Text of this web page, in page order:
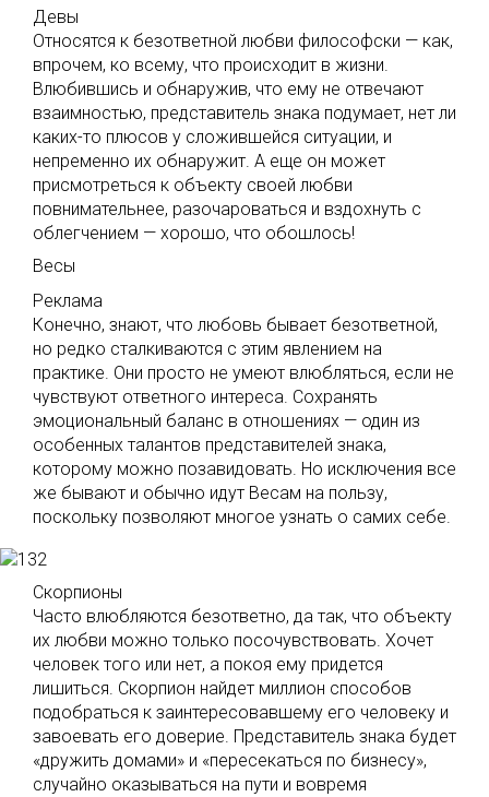
Девы
Относятся к безответной любви философски — как,
впрочем, ко всему, что происходит в жизни.
Влюбившись и обнаружив, что ему не отвечают
взаимностью, представитель знака подумает, нет ли
каких-то плюсов у сложившейся ситуации, и
непременно их обнаружит. А еще он может
присмотреться к объекту своей любви
повнимательнее, разочароваться и вздохнуть с
облегчением — хорошо, что обошлось!
Весы
Реклама
Конечно, знают, что любовь бывает безответной,
но редко сталкиваются с этим явлением на
практике. Они просто не умеют влюбляться, если не
чувствуют ответного интереса. Сохранять
эмоциональный баланс в отношениях — один из
особенных талантов представителей знака,
которому можно позавидовать. Но исключения все
же бывают и обычно идут Весам на пользу,
поскольку позволяют многое узнать о самих себе.
Скорпионы
Часто влюбляются безответно, да так, что объекту
их любви можно только посочувствовать. Хочет
человек того или нет, а покоя ему придется
лишиться. Скорпион найдет миллион способов
подобраться к заинтересовавшему его человеку и
завоевать его доверие. Представитель знака будет
«дружить домами» и «пересекаться по бизнесу»,
случайно оказываться на пути и вовремя